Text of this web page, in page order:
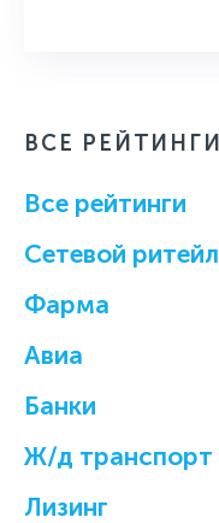
ВСЕ РЕЙТИНГИ
Все рейтинги
Cетевой ритейл
Фарма
Авиа
Банки
Ж/д транспорт
Лизинг